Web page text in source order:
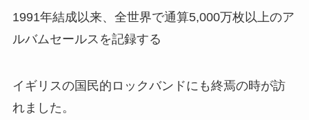
1991年結成以来、全世界で通算5,000万枚以上のア
ルバムセールスを記録する
イギリスの国民的ロックバンドにも終焉の時が訪
れました。